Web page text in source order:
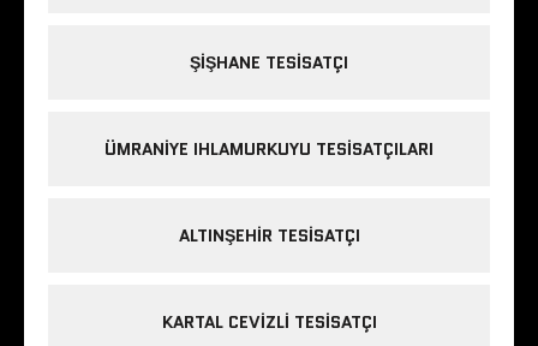
ŞIŞHANE TESISATÇI
ÜMRANIYE IHLAMURKUYU TESISATÇILARI
ALTINŞEHIR TESISATÇI
KARTAL CEVIZLI TESISATÇI